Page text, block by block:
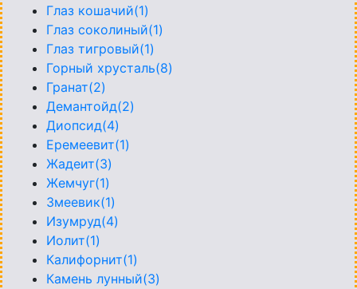
Глаз кошачий(1)
Глаз соколиный(1)
Глаз тигровый(1)
Горный хрусталь(8)
Гранат(2)
Демантойд(2)
Диопсид(4)
Еремеевит(1)
Жадеит(3)
Жемчуг(1)
Змеевик(1)
Изумруд(4)
Иолит(1)
Калифорнит(1)
Камень лунный(3)